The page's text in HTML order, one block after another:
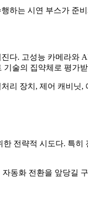
하는 시연 부스가 준
다. 고성능 카메라와
술의 집약체 로 평가
리 장치, 제어 캐비닛
전략적 시도다. 특히
동화 전환을 앞당길